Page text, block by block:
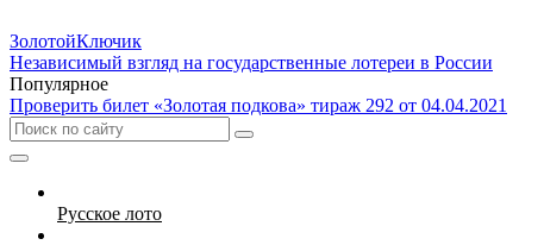
ЗолотойКлючик
Независимый взгляд на государственные лотереи в России
Популярное
Проверить билет «Золотая подкова» тираж 292 от 04.04.2021
Русское лото